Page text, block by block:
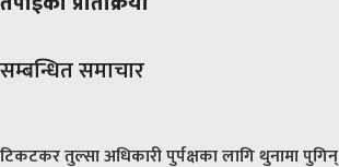
सम्बन्धित समाचार
टिकटकर तुल्सा अधिकारी पुर्पक्षका लागि थुनामा पुगिन्